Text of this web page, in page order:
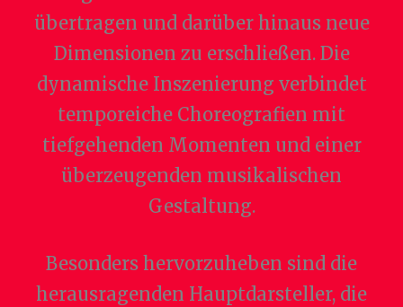
übertragen und darüber hinaus neue
Dimensionen zu erschließen. Die
dynamische Inszenierung verbindet
temporeiche Choreografien mit
tiefgehenden Momenten und einer
überzeugenden musikalischen
Gestaltung.
Besonders hervorzuheben sind die
herausragenden Hauptdarsteller, die